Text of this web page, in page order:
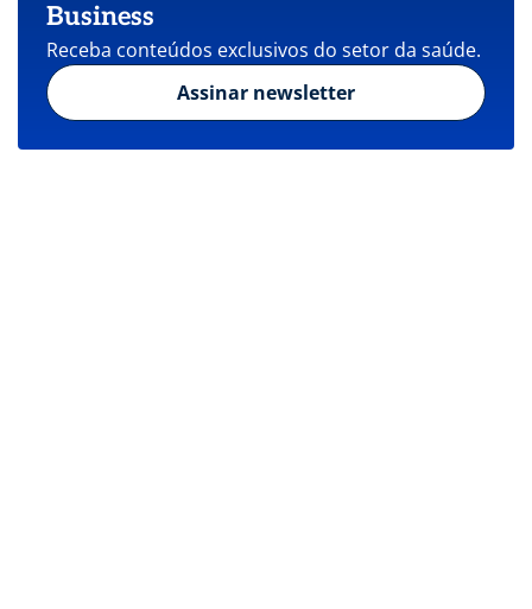
Business
Receba conteúdos exclusivos do setor da saúde.
Assinar newsletter